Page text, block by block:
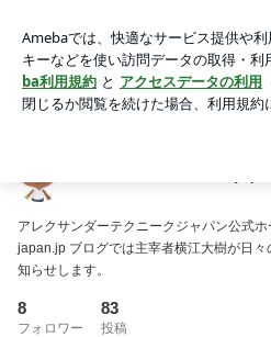
アプリをダウンロードして ブログの
ょう。
アレクサンダーテクニークジャパン公式
japan.jp ブログでは主宰者横江大樹が日
知らせします。
8
フォロワー
83
投稿